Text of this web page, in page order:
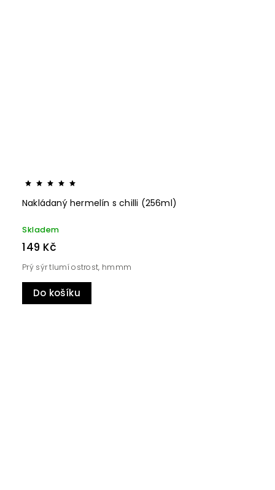
Nakládaný hermelín s chilli (256ml)
Skladem
149 Kč
Do košíku
Prý sýr tlumí ostrost, hmmm